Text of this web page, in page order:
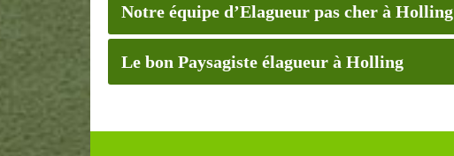
Notre équipe d’Elagueur pas cher à Holling
Le bon Paysagiste élagueur à Holling